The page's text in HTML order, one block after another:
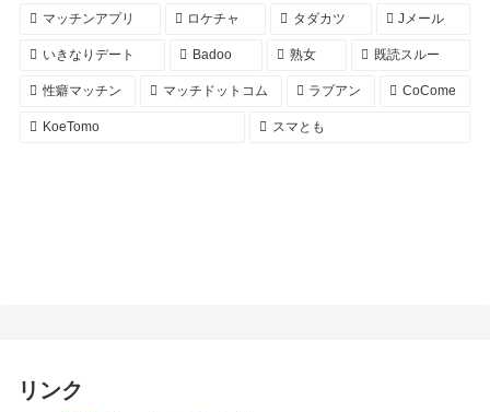
マッチンアプリ ロケチャ タダカツ Jメール
いきなりデート Badoo 熟女 既読スルー
性癖マッチン マッチドットコム ラブアン CoCome
KoeTomo スマとも
リンク